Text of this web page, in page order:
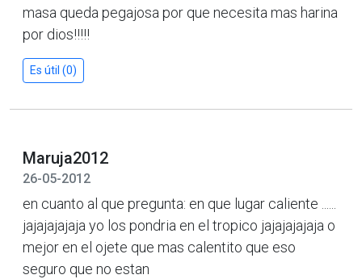
masa queda pegajosa por que necesita mas harina
por dios!!!!!
Es útil (0)
Maruja2012
26-05-2012
en cuanto al que pregunta: en que lugar caliente ......
jajajajajaja yo los pondria en el tropico jajajajajaja o
mejor en el ojete que mas calentito que eso
seguro que no estan